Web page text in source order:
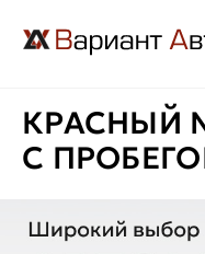
КРАСНЫЙ
С